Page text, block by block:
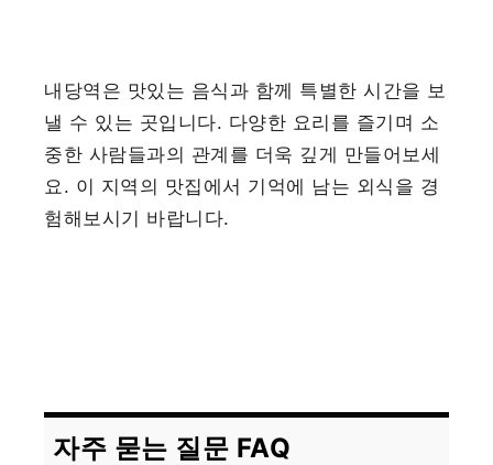
내당역은 맛있는 음식과 함께 특별한 시간을 보
낼 수 있는 곳입니다. 다양한 요리를 즐기며 소
중한 사람들과의 관계를 더욱 깊게 만들어보세
요. 이 지역의 맛집에서 기억에 남는 외식을 경
험해보시기 바랍니다.
자주 묻는 질문 FAQ